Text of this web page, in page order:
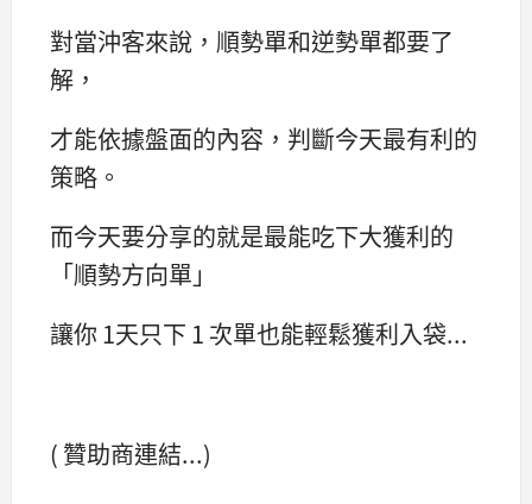
對當沖客來說，順勢單和逆勢單都要了
解，
才能依據盤面的內容，判斷今天最有利的
策略。
而今天要分享的就是最能吃下大獲利的
「順勢方向單」
讓你 1天只下 1 次單也能輕鬆獲利入袋...
( 贊助商連結...)